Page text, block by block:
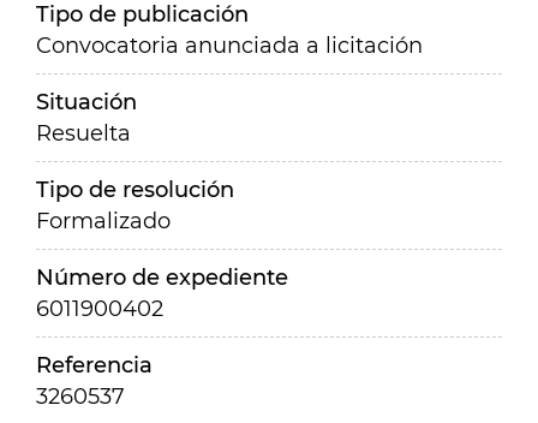
Tipo de publicación
Convocatoria anunciada a licitación
Situación
Resuelta
Tipo de resolución
Formalizado
Número de expediente
6011900402
Referencia
3260537